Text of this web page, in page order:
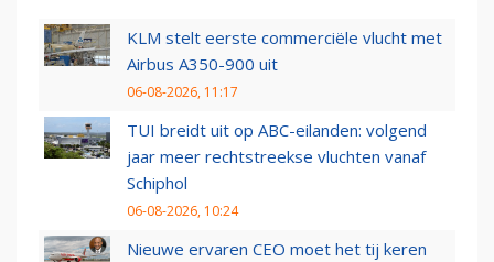
KLM stelt eerste commerciële vlucht met
Airbus A350-900 uit
06-08-2026, 11:17
TUI breidt uit op ABC-eilanden: volgend
jaar meer rechtstreekse vluchten vanaf
Schiphol
06-08-2026, 10:24
Nieuwe ervaren CEO moet het tij keren